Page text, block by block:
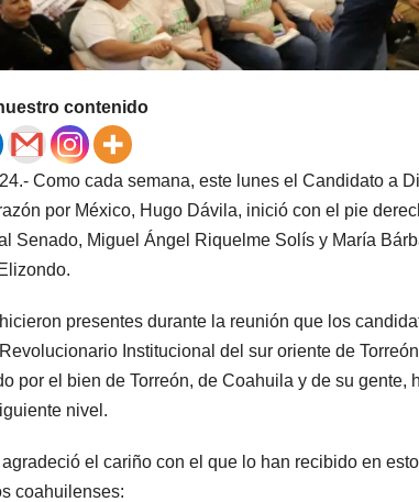
contenido
Como cada semana, este lunes el Candidato a
por México, Hugo Dávila, inició con el pie
Senado, Miguel Ángel Riquelme Solís y María
presentes durante la reunión que los
Institucional del sur oriente de
por el bien de Torreón, de Coahuila y de su gente,
nivel.
el cariño con el que lo han recibido en
coahuilenses: